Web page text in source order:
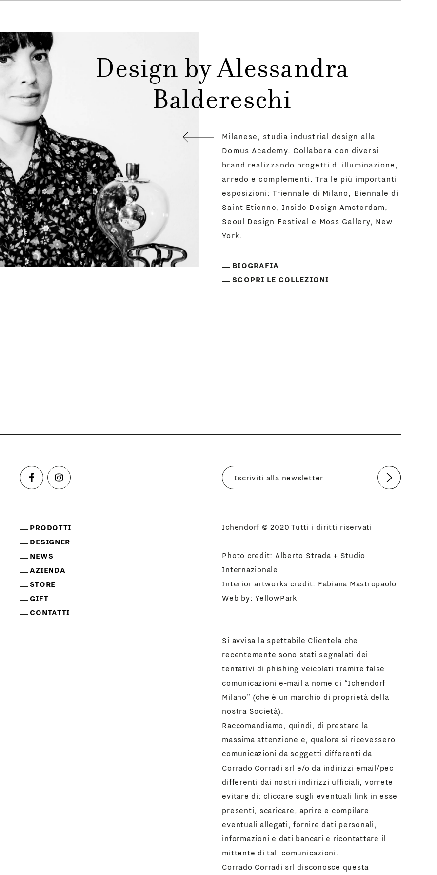
Design by Alessandra
Baldereschi
Milanese, studia industrial design alla
Domus Academy. Collabora con diversi
brand realizzando progetti di illuminazione,
arredo e complementi. Tra le più importanti
esposizioni: Triennale di Milano, Biennale di
Saint Etienne, Inside Design Amsterdam,
Seoul Design Festival e Moss Gallery, New
York.
BIOGRAFIA
SCOPRI LE COLLEZIONI
PRODOTTI
DESIGNER
NEWS
AZIENDA
STORE
GIFT
CONTATTI
Invia
Ichendorf © 2020 Tutti i diritti riservati
Photo credit: Alberto Strada + Studio
Internazionale
Interior artworks credit: Fabiana Mastropaolo
Web by:YellowPark
Si avvisa la spettabile Clientela che
recentemente sono stati segnalati dei
tentativi di phishing veicolati tramite false
comunicazioni e-mail a nome di “Ichendorf
Milano” (che è un marchio di proprietà della
nostra Società).
Raccomandiamo, quindi, di prestare la
massima attenzione e, qualora si ricevessero
comunicazioni da soggetti differenti da
Corrado Corradi srl e/o da indirizzi email/pec
differenti dai nostri indirizzi ufficiali, vorrete
evitare di: cliccare sugli eventuali link in esse
presenti, scaricare, aprire e compilare
eventuali allegati, fornire dati personali,
informazioni e dati bancari e ricontattare il
mittente di tali comunicazioni.
Corrado Corradi srl disconosce questa